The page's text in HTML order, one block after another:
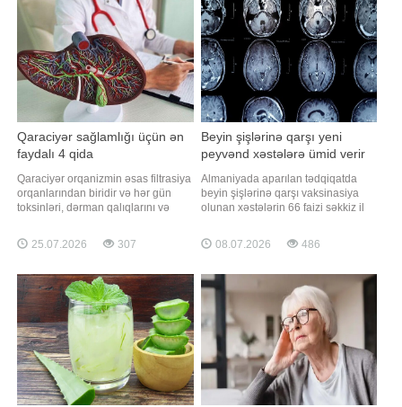
hallarının illik sayı təxminən 35
milyona çata bilər. Hesabatda qey
qalxanabənzər vəz xəstəlikləri,
şəkərli diabet, B12 vitamin
Qaraciyər sağlamlığı üçün ən
faydalı 4 qida
Qaraciyər orqanizmin əsas filtrasiya
orqanlarından biridir və hər gün
toksinləri, dərman qalıqlarını və
yaranan tullantıları emal edir.
"Euroonco" federal ekspert
qastroenteroloqu, tibb elmləri
namizədi Vladimir Loginov
qaraciyər
25.07.2026 307
Beyin şişlərinə qarşı yeni
peyvənd xəstələrə ümid verir
Almaniyada aparılan tədqiqatda
beyin şişlərinə qarşı vaksinasiya
olunan xəstələrin 66 faizi səkkiz il
məqsədi şişin təkrar yaranmasının
qarşısını almaqdır. Beyin şişlərinin
əməliyyatla tam götürülməsi çox
nadir hallarda mümkün olur.
Xəstələr
08.07.2026 486